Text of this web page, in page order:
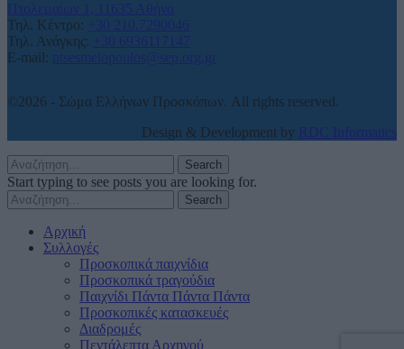
Πτολεμαίων 1, 11635 Αθήνα
Τηλ. Κέντρο:
+30 210.7290046
Τηλ. Ανάγκης:
+30 6936117147
E-mail:
ntsesmelopoulos@sep.org.gr
©2026 - Σώμα Ελλήνων Προσκόπων. All rights reserved.
Design & Development by RDC Informatics
Search
Start typing to see posts you are looking for.
Search
Αρχική
Συλλογές
Προσκοπικά παιχνίδια
Προσκοπικά τραγούδια
Παιχνίδι Πάντα Πάντα Πάντα
Προσκοπικές κατασκευές
Διαδρομές
Πεντάλεπτα Αρχηγού